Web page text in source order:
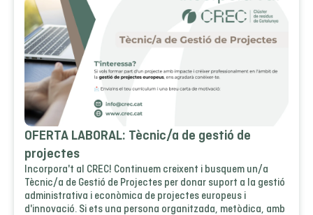
OFERTA LABORAL: Tècnic/a de gestió de
projectes
Incorpora't al CREC! Continuem creixent i busquem un/a
Tècnic/a de Gestió de Projectes per donar suport a la gestió
administrativa i econòmica de projectes europeus i
d'innovació. Si ets una persona organitzada, metòdica, amb